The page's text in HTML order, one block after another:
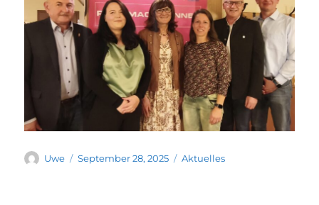
Uwe September 28, 2025 Aktuelles